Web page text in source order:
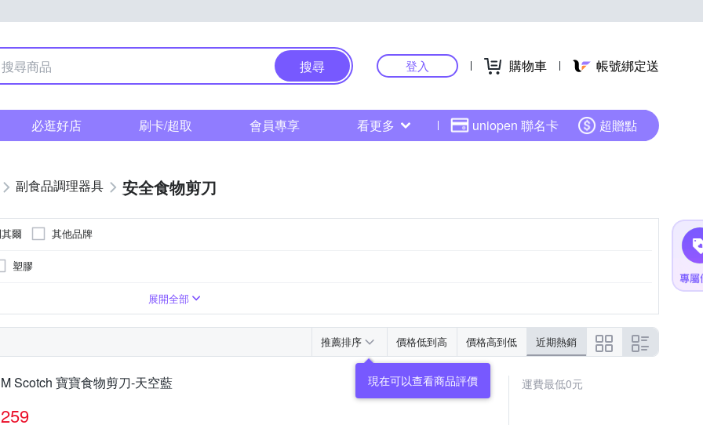
搜尋 登入 購物車 帳號綁定送
必逛好店 刷卡/超取 會員專享 看更多 uniopen 聯名卡 超贈點
副食品調理器具 安全食物剪刀
爾 其他品牌
塑膠
展開全部
推薦排序 價格低到高 價格高到低 近期熱銷
現在可以查看商品評價
Scotch 寶寶食物剪刀-天空藍
259
運費最低0元